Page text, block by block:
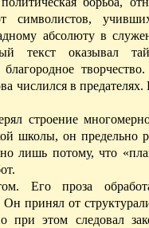
символистов,
абсолюту в
текст оказывал
числился в предателях.
строение
школы, он предельно
лишь потому, что
Его проза
принял от
при этом следовал